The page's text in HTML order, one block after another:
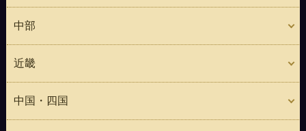
中部
近畿
中国・四国